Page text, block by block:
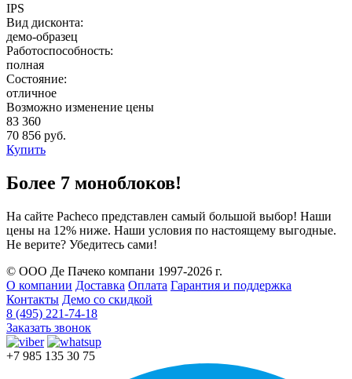
IPS
Вид дисконта:
демо-образец
Работоспособность:
полная
Состояние:
отличное
Возможно изменение цены
83 360
70 856 руб.
Купить
Более 7 моноблоков!
На сайте Pacheco представлен самый большой выбор! Наши
цены на 12% ниже. Наши условия по настоящему выгодные.
Не верите? Убедитесь сами!
© ООО Де Пачеко компани 1997-2026 г.
О компании Доставка Оплата Гарантия и поддержка
Контакты Демо со скидкой
8 (495) 221-74-18
Заказать звонок
+7 985 135 30 75